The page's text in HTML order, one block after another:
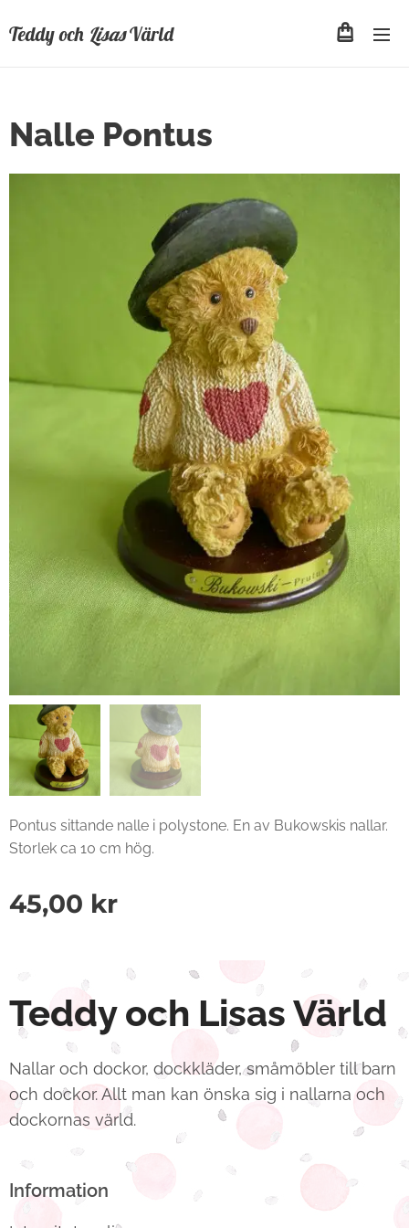
Teddy och LisasVärld
Nalle Pontus
Pontus sittande nalle i polystone. En av Bukowskis nallar.
Storlek ca 10 cm hög.
45,00 kr
Teddy och Lisas Värld
Nallar och dockor, dockkläder, småmöbler till barn
och dockor. Allt man kan önska sig i nallarna och
dockornas värld.
Information